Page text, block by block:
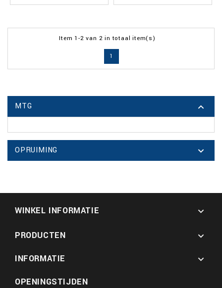
Item 1-2 van 2 in totaal item(s)
1
MTG 
OPRUIMING 
WINKEL INFORMATIE 
PRODUCTEN

INFORMATIE

OPENINGSTIJDEN